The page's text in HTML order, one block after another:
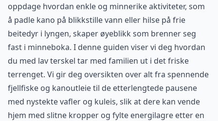
oppdage hvordan enkle og minnerike aktiviteter, som
å padle kano på blikkstille vann eller hilse på frie
beitedyr i lyngen, skaper øyeblikk som brenner seg
fast i minneboka. I denne guiden viser vi deg hvordan
du med lav terskel tar med familien ut i det friske
terrenget. Vi gir deg oversikten over alt fra spennende
fjellfiske og kanoutleie til de etterlengtede pausene
med nystekte vafler og kuleis, slik at dere kan vende
hjem med slitne kropper og fylte energilagre etter en